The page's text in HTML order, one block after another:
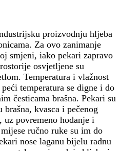
proizvodnju hljeba
Za ovo zanimanje
smjeni, iako pekari zapravo
osvjetljene su
Temperatura i vlažnost
temperatura se digne i do
česticama brašna. Pekari su
kvasca i pečenog
uz povremeno hodanje i
ručno ruke su im do
nose laganu bijelu radnu